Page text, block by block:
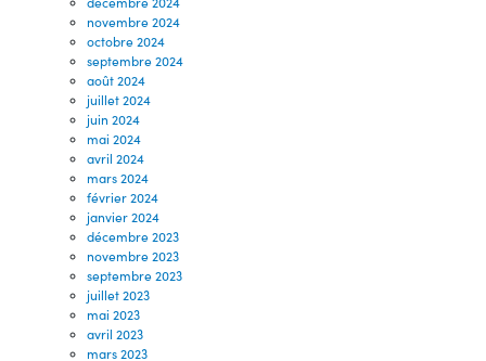
novembre 2024
octobre 2024
septembre 2024
août 2024
juillet 2024
juin 2024
mai 2024
avril 2024
mars 2024
février 2024
janvier 2024
décembre 2023
novembre 2023
septembre 2023
juillet 2023
mai 2023
avril 2023
mars 2023